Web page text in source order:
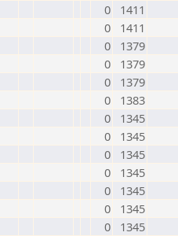
0
1411
0
1411
0
1379
0
1379
0
1379
0
1383
0
1345
0
1345
0
1345
0
1345
0
1345
0
1345
0
1345